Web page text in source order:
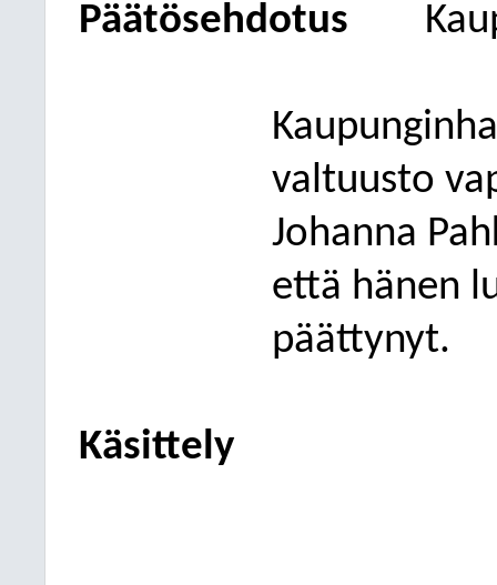
Päätösehdotus
valtuusto
Johanna
että hänen
päättynyt.
Käsittely